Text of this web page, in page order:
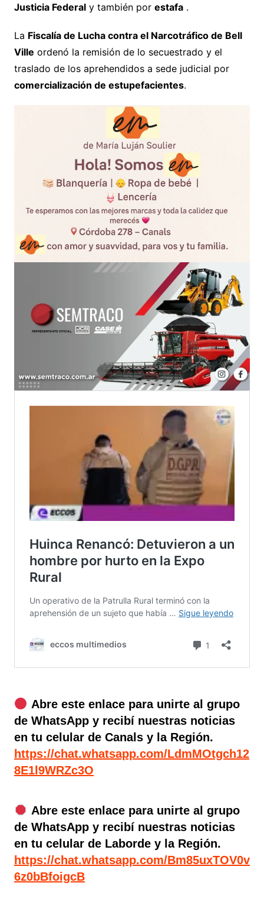
Justicia Federaly también por estafa.
La Fiscalía de Lucha contra el Narcotráfico de Bell
Ville ordenó la remisión de lo secuestrado y el
traslado de los aprehendidos a sede judicial por
comercialización de estupefacientes.
Abre este enlace para unirte al grupo
de WhatsApp y recibí nuestras noticias
en tu celular de Canals y la Región.
https://chat.whatsapp.com/LdmMOtgch12
8E1l9WRZc3O
Abre este enlace para unirte al grupo
de WhatsApp y recibí nuestras noticias
en tu celular de Laborde y la Región.
https://chat.whatsapp.com/Bm85uxTOV0v
6z0bBfoigcB